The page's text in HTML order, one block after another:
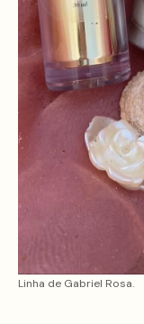
Linha de Gabriel Rosa.